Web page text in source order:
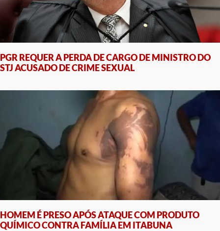
PGR REQUER A PERDA DE CARGO DE MINISTRO DO
STJ ACUSADO DE CRIME SEXUAL
HOMEM É PRESO APÓS ATAQUE COM PRODUTO
QUÍMICO CONTRA FAMÍLIA EM ITABUNA